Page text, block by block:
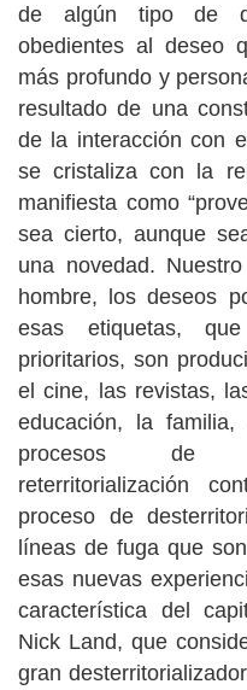
de algún tipo de
obedientes al deseo
más profundo y
resultado de una
de la interacción con
se cristaliza con la
manifiesta como
sea cierto, aunque
una novedad.
hombre, los deseos
esas etiquetas,
prioritarios, son
el cine, las revistas,
educación, la
procesos de
reterritorialización
proceso de
líneas de fuga que
esas nuevas
característica del
Nick Land, que
gran